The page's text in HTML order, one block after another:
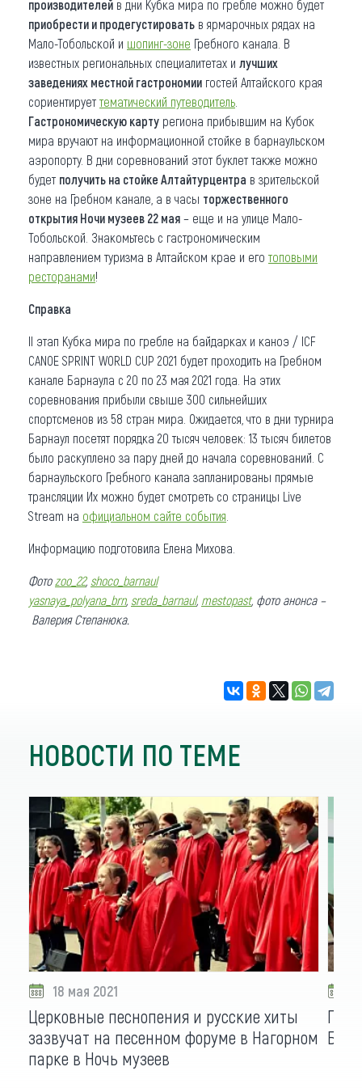
производителей в дни Кубка мира по гребле можно будет
приобрести и продегустировать в ярмарочных рядах на
Мало-Тобольской и шопинг-зоне Гребного канала. В
известных региональных специалитетах и лучших
заведениях местной гастрономии гостей Алтайского края
сориентирует тематический путеводитель
Гастрономическую карту региона прибывшим на Кубок
мира вручают на информационной стойке в барнаульском
аэропорту. В дни соревнований этот буклет также можно
будет получить на стойке Алтайтурцентра в зрительской
зоне на Гребном канале, а в часы торжественного
открытия Ночи музеев 22 мая – еще и на улице Мало-
Тобольской. Знакомьтесь с гастрономическим
направлением туризма в Алтайском крае и его топовыми
ресторанами!
Справка
II этап Кубка мира по гребле на байдарках и каноэ / ICF
CANOE SPRINT WORLD CUP 2021 будет проходить на Гребном
канале Барнаула с 20 по 23 мая 2021 года. На этих
соревнования прибыли свыше 300 сильнейших
спортсменов из 58 стран мира. Ожидается, что в дни турнира
Барнаул посетят порядка 20 тысяч человек: 13 тысяч билетов
было раскуплено за пару дней до начала соревнований. С
барнаульского Гребного канала запланированы прямые
трансляции Их можно будет смотреть со страницы Live
Stream на официальном сайте события
Информацию подготовила Елена Михова.
Фото zoo_22, shoco_barnaul
yasnaya_polyana_brn, sreda_barnaul, mestopast, фото анонса –
Валерия Степанюка.
НОВОСТИ ПО ТЕМЕ
18 мая 2021
Церковные песнопения и русские хиты
зазвучат на песенном форуме в Нагорном
парке в Ночь музеев
Где